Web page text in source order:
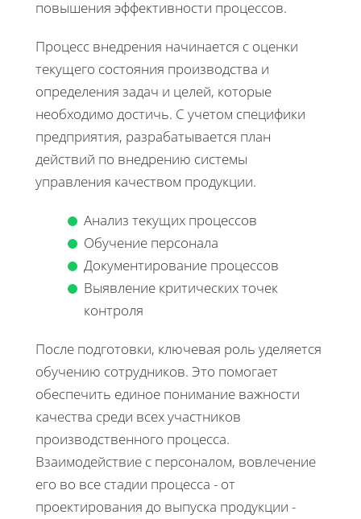
повышения эффективности процессов.
Процесс внедрения начинается с оценки
текущего состояния производства и
определения задач и целей, которые
необходимо достичь. С учетом специфики
предприятия, разрабатывается план
действий по внедрению системы
управления качеством продукции.
Анализ текущих процессов
Обучение персонала
Документирование процессов
Выявление критических точек
контроля
После подготовки, ключевая роль уделяется
обучению сотрудников. Это помогает
обеспечить единое понимание важности
качества среди всех участников
производственного процесса.
Взаимодействие с персоналом, вовлечение
его во все стадии процесса - от
проектирования до выпуска продукции -